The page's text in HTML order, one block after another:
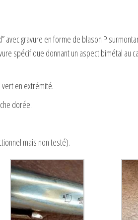
avec gravure en forme de blason P
spécifique donnant un aspect bimétal au
en extrémité.
dorée.
mais non testé).